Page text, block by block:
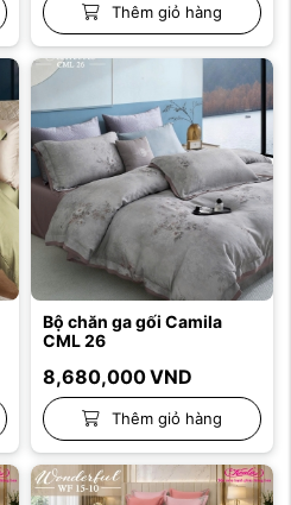
Thêm giỏ hàng
Bộ chăn ga gối Camila
CML 26
8,680,000VND
Thêm giỏ hàng